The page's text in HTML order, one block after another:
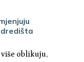
oblikuju,